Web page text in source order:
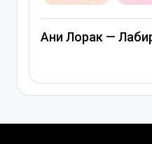
Música russa
Артем Качер Ани